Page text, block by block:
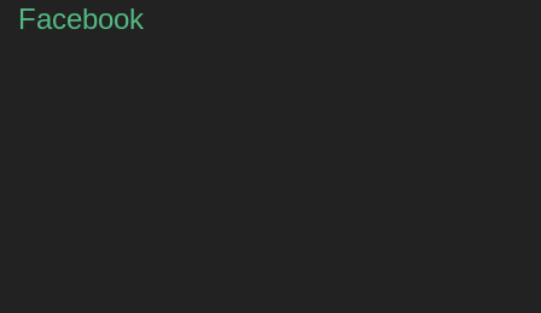
Facebook